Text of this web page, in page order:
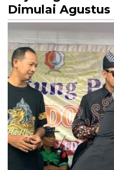
Dimulai Agustus